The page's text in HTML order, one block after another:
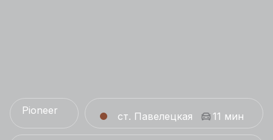
Pioneer ст. Павелецкая 11 мин